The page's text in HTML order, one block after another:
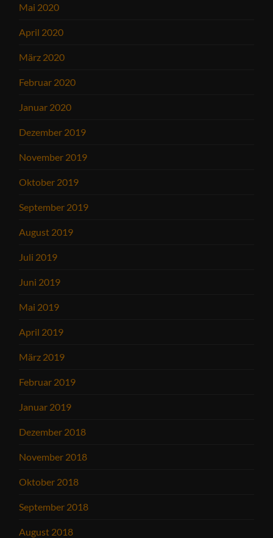
Mai 2020
April 2020
März 2020
Februar 2020
Januar 2020
Dezember 2019
November 2019
Oktober 2019
September 2019
August 2019
Juli 2019
Juni 2019
Mai 2019
April 2019
März 2019
Februar 2019
Januar 2019
Dezember 2018
November 2018
Oktober 2018
September 2018
August 2018